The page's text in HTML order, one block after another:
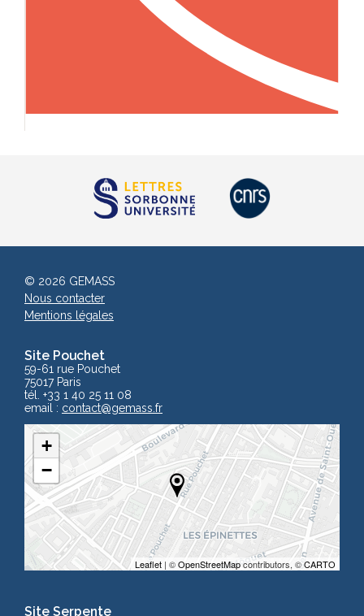
Site Pouchet
59-61 rue Pouchet
75017 Paris
tél. +33 1 40 25 11 08
email : contact@gemass.fr
+
−
Leaflet | ©OpenStreetMapcontributors, ©CARTO
Site Serpente
© 2026 GEMASS
Nous contacter
Mentions légales